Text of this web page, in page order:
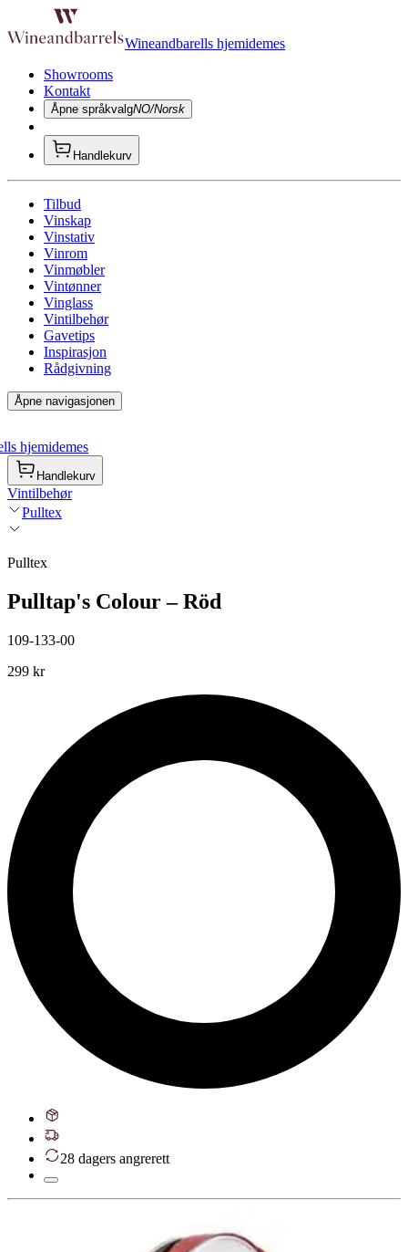
Wineandbarells hjemidemes
Showrooms
Kontakt
Åpne språkvalgNO/Norsk
Handlekurv
Tilbud
Vinskap
Vinstativ
Vinrom
Vinmøbler
Vintønner
Vinglass
Vintilbehør
Gavetips
Inspirasjon
Rådgivning
Åpne navigasjonen
hjemidemes
Handlekurv
Vintilbehør
Pulltex
Pulltex
Pulltap's Colour – Röd
109-133-00
299 kr
28 dagers angrerett